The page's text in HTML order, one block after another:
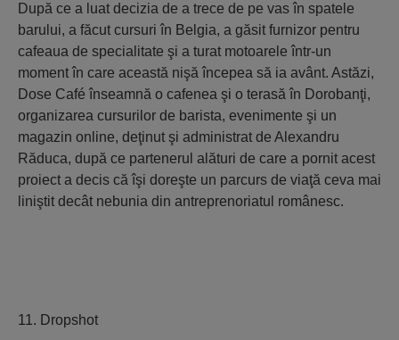
După ce a luat decizia de a trece de pe vas în spatele
barului, a făcut cursuri în Belgia, a găsit furnizor pentru
cafeaua de specialitate şi a turat motoarele într-un
moment în care această nişă începea să ia avânt. Astăzi,
Dose Café înseamnă o cafenea şi o terasă în Dorobanţi,
organizarea cursurilor de barista, evenimente şi un
magazin online, deţinut şi administrat de Alexandru
Răduca, după ce partenerul alături de care a pornit acest
proiect a decis că îşi doreşte un parcurs de viaţă ceva mai
liniştit decât nebunia din antreprenoriatul românesc.
11. Dropshot